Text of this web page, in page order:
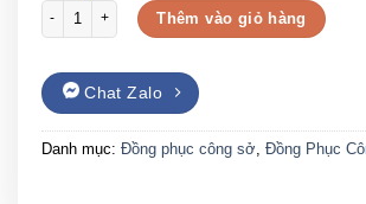
Đồng Phục Công Ty Màu Trắng Phối Cổ Dệt Đỏ
Thêm vào giỏ hàng
Chat Zalo
Danh mục: Đồng phục công sở, Đồng Phục